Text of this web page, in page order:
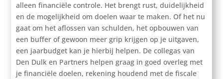
alleen financiële controle. Het brengt rust, duidelijkheid
en de mogelijkheid om doelen waar te maken. Of het nu
gaat om het aflossen van schulden, het opbouwen van
een buffer of gewoon meer grip krijgen op je uitgaven,
een jaarbudget kan je hierbij helpen. De collegas van
Den Dulk en Partners helpen graag in goed overleg met
je financiële doelen, rekening houdend met de fiscale